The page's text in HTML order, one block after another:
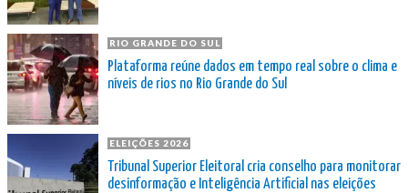
RIO GRANDE DO SUL
Plataforma reúne dados em tempo real sobre o clima e
níveis de rios no Rio Grande do Sul
ELEIÇÕES 2026
Tribunal Superior Eleitoral cria conselho para monitorar
desinformação e Inteligência Artificial nas eleições